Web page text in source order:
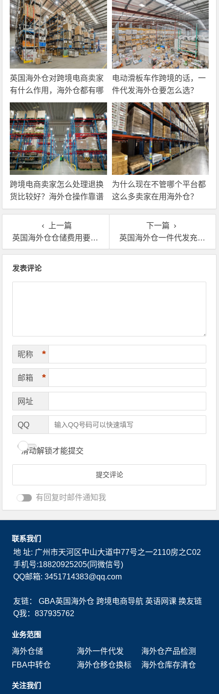
英国海外仓对跨境电商卖家
有什么作用，海外仓都有哪
些核心服务？
电动滑板车作跨境的话，一
件代发海外仓要怎么选？
跨境电商卖家怎么处理退换
货比较好？海外仓操作靠谱
吗？
为什么现在不管哪个平台都
这么多卖家在用海外仓？
上一篇
英国海外仓仓储费用要多少？英国海外仓费用介绍
下一篇
英国海外仓一件代发充电宝的优势和价格费用
发表评论
昵称 *
邮箱 *
网址
QQ
滑动解锁才能提交
有回复时邮件通知我
联系我们
地 址: 广州市天河区中山大道中77号之一2110房之C02
手机号:18820925205(同微信号)
QQ邮箱: 3451714383@qq.com
友链：GBA英国海外仓 跨境电商导航 英语网课 换友链
Q我：837935762
业务范围
海外仓储
海外一件代发
海外仓产品检测
FBA中转仓
海外仓移仓换标 海外仓库存清仓
关注我们